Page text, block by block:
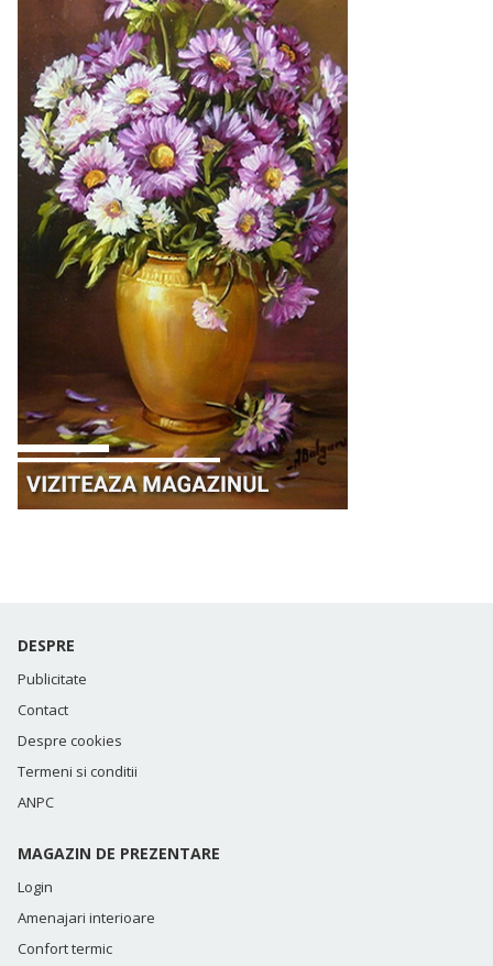
DESPRE
Publicitate
Contact
Despre cookies
Termeni si conditii
ANPC
MAGAZIN DE PREZENTARE
Login
Amenajari interioare
Confort termic